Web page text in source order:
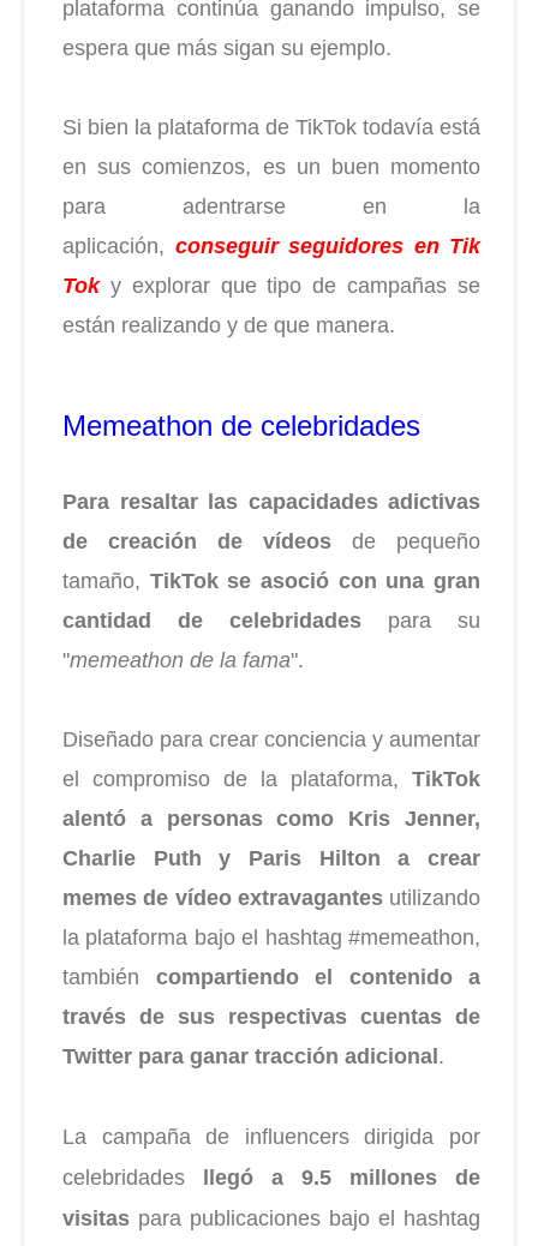
plataforma continúa ganando impulso, se
espera que más sigan su ejemplo.
Si bien la plataforma de TikTok todavía está
en sus comienzos, es un buen momento
para adentrarse en la
aplicación, conseguir seguidores en Tik
Toky explorar que tipo de campañas se
están realizando y de que manera.
Memeathon de celebridades
Para resaltar las capacidades adictivas
de creación de vídeos de pequeño
tamaño, TikTok se asoció con una gran
cantidad de celebridades para su
"memeathon de la fama".
Diseñado para crear conciencia y aumentar
el compromiso de la plataforma, TikTok
alentó a personas como Kris Jenner,
Charlie Puth y Paris Hilton a crear
memes de vídeo extravagantesutilizando
la plataforma bajo el hashtag #memeathon,
también compartiendo el contenido a
través de sus respectivas cuentas de
Twitter para ganar tracción adicional .
La campaña de influencers dirigida por
celebridades
llegó a 9.5 millones de
visitas para publicaciones bajo el hashtag